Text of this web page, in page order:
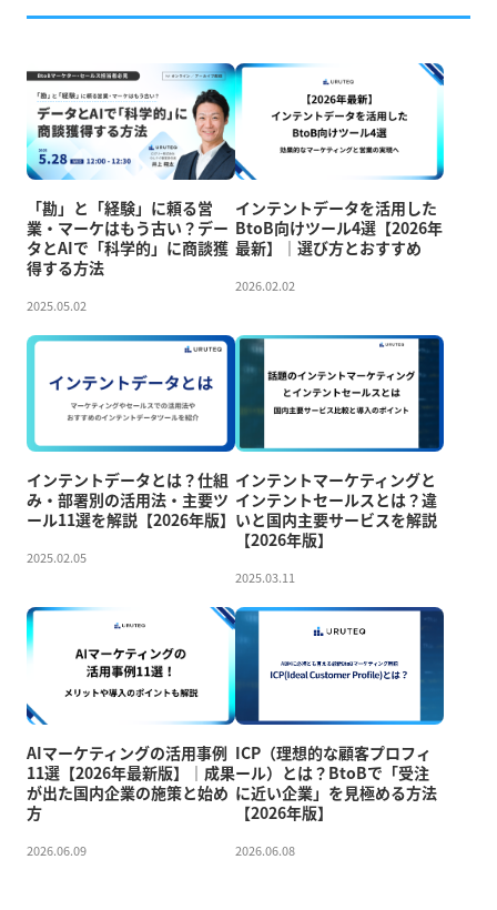
「勘」と「経験」に頼る営
業・マーケはもう古い？デー
タとAIで「科学的」に商談獲
得する方法
2025.05.02
インテントデータを活用した
BtoB向けツール4選【2026年
最新】｜選び方とおすすめ
2026.02.02
インテントデータとは？仕組
み・部署別の活用法・主要ツ
ール11選を解説【2026年版】
2025.02.05
インテントマーケティングと
インテントセールスとは？違
いと国内主要サービスを解説
【2026年版】
2025.03.11
AIマーケティングの活用事例
11選【2026年最新版】｜成果
が出た国内企業の施策と始め
方
2026.06.09
ICP（理想的な顧客プロフィ
ール）とは？BtoBで「受注
に近い企業」を見極める方法
【2026年版】
2026.06.08